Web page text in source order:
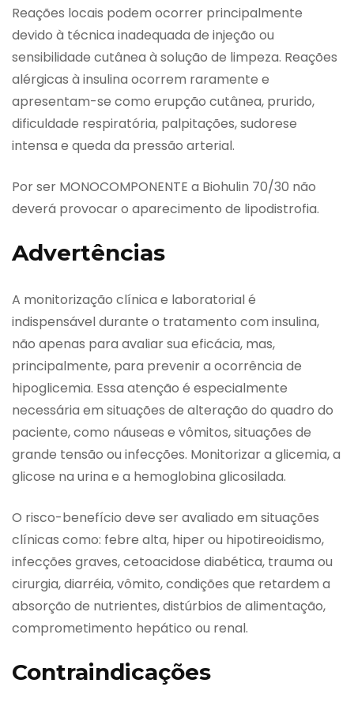
Reações locais podem ocorrer principalmente
devido à técnica inadequada de injeção ou
sensibilidade cutânea à solução de limpeza. Reações
alérgicas à insulina ocorrem raramente e
apresentam-se como erupção cutânea, prurido,
dificuldade respiratória, palpitações, sudorese
intensa e queda da pressão arterial.
Por ser MONOCOMPONENTE a Biohulin 70/30 não
deverá provocar o aparecimento de lipodistrofia.
Advertências
A monitorização clínica e laboratorial é
indispensável durante o tratamento com insulina,
não apenas para avaliar sua eficácia, mas,
principalmente, para prevenir a ocorrência de
hipoglicemia. Essa atenção é especialmente
necessária em situações de alteração do quadro do
paciente, como náuseas e vômitos, situações de
grande tensão ou infecções. Monitorizar a glicemia, a
glicose na urina e a hemoglobina glicosilada.
O risco-benefício deve ser avaliado em situações
clínicas como: febre alta, hiper ou hipotireoidismo,
infecções graves, cetoacidose diabética, trauma ou
cirurgia, diarréia, vômito, condições que retardem a
absorção de nutrientes, distúrbios de alimentação,
comprometimento hepático ou renal.
Contraindicações